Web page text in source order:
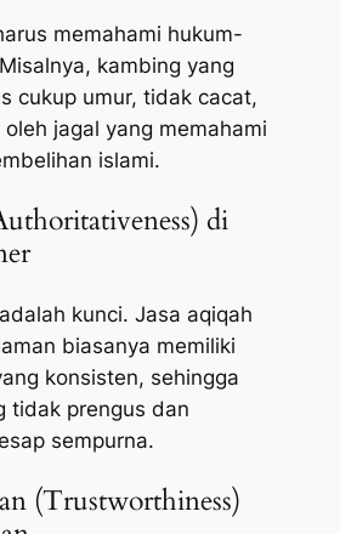
memahami hukum-
kambing yang
cukup umur, tidak cacat,
jagal yang memahami
islami.
di
kunci. Jasa aqiqah
biasanya memiliki
konsisten, sehingga
tidak prengus dan
sempurna.
(Trustworthiness)